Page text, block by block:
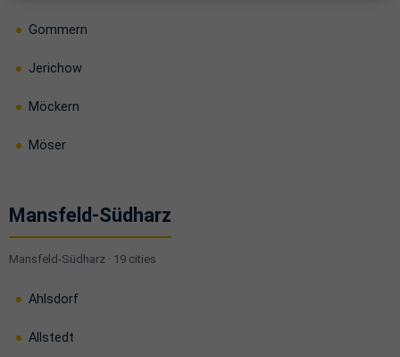
Gommern
Jerichow
Möckern
Möser
Mansfeld-Südharz
Mansfeld-Südharz · 19 cities
Ahlsdorf
Allstedt